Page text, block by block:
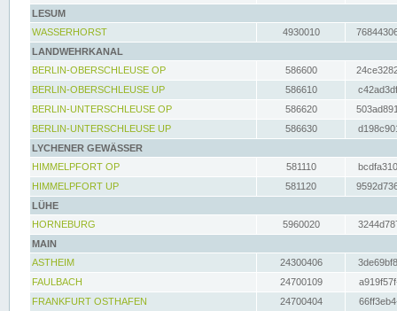
LESUM
WASSERHORST
4930010
LANDWEHRKANAL
BERLIN-OBERSCHLEUSE OP
586600
BERLIN-OBERSCHLEUSE UP
586610
BERLIN-UNTERSCHLEUSE OP
586620
BERLIN-UNTERSCHLEUSE UP
586630
LYCHENER GEWÄSSER
HIMMELPFORT OP
581110
HIMMELPFORT UP
581120
LÜHE
HORNEBURG
5960020
MAIN
ASTHEIM
24300406
FAULBACH
24700109
FRANKFURT OSTHAFEN
24700404